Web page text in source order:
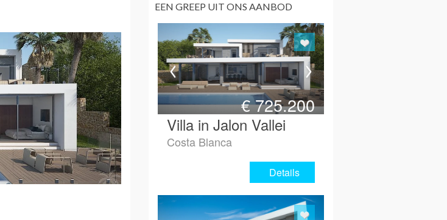
EEN GREEP UIT ONS AANBOD
€ 725.200
Villa in Jalon Vallei
Costa Blanca
Details